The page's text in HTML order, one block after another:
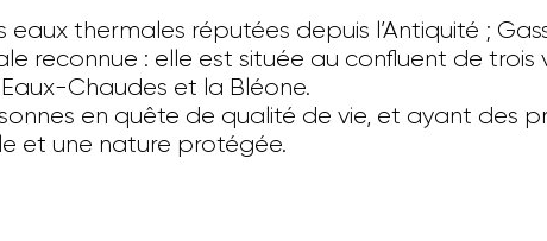
eaux thermales réputées depuis l’Antiquité ;
reconnue : elle est située au confluent de trois
Chaudes et la Bléone.
en quête de qualité de vie, et ayant des
et une nature protégée.